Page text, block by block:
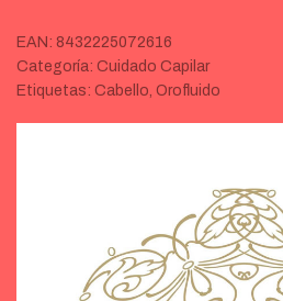
EAN: 8432225072616
Categoría: Cuidado Capilar
Etiquetas: Cabello, Orofluido